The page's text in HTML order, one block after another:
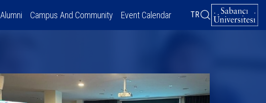
Alumni Campus And Community Event Calendar TR